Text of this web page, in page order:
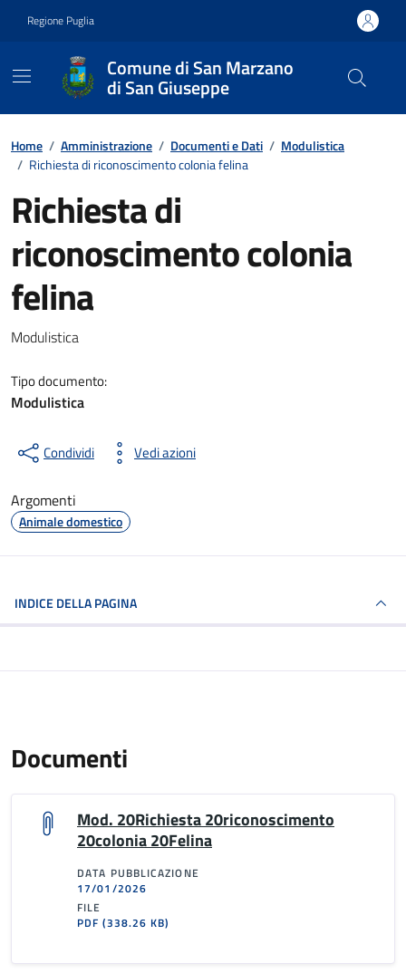
Regione Puglia
Comune di San Marzano
di San Giuseppe
Contenuti in evidenza
Home / Amministrazione / Documenti e Dati / Modulistica
/ Richiesta di riconoscimento colonia felina
Richiesta di
riconoscimento colonia
felina
Dettagli del documento
Modulistica
Tipo documento:
Modulistica
Condividi Vedi azioni
Argomenti
Animale domestico
INDICE DELLA PAGINA
Documenti
Mod. 20Richiesta 20riconoscimento
20colonia 20Felina
DATA PUBBLICAZIONE
17/01/2026
FILE
PDF(338.26 KB)